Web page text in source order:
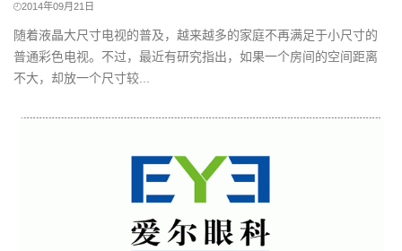
2014年09月21日
随着液晶大尺寸电视的普及，越来越多的家庭不再满足于小尺寸的
普通彩色电视。不过，最近有研究指出，如果一个房间的空间距离
不大，却放一个尺寸较...